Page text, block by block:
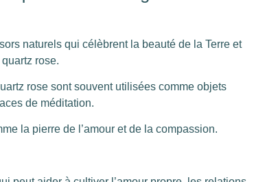
naturels qui célèbrent la beauté de la Terre et
rose.
rose sont souvent utilisées comme objets
de méditation.
la pierre de l’amour et de la compassion.